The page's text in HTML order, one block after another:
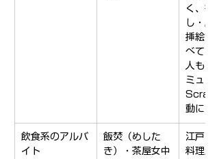
く、書
し・版
挿絵管
べて自
人もい
ミュー
動にぴ
飲食系のアルバ
イト
飯焚（めした
き）・茶屋女中
江戸で
料理屋